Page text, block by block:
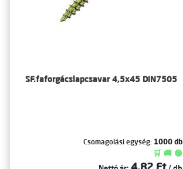
SF.faforgácslapcsavar 4,5x45 DIN7505
Csomagolási egység: 1000 db
🛒 🚚 🟢